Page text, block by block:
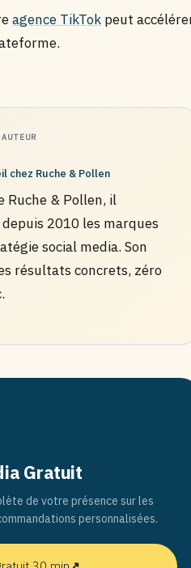
agence TikTok peut
chez Ruche & Pollen
Ruche & Pollen, il
2010 les marques
social media. Son
résultats concrets, zéro
Gratuit
de votre présence sur les
personnalisées.